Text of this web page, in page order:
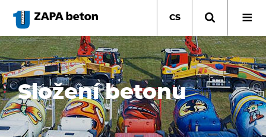
hlavnímu
obsahu
CS
Složení betonu